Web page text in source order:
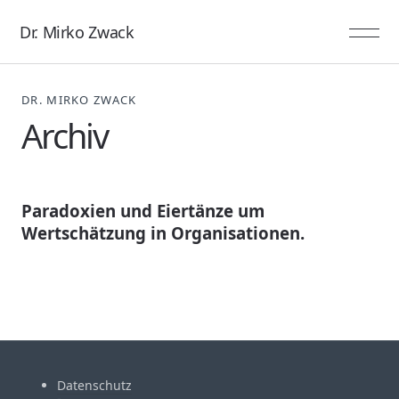
Dr. Mirko Zwack
DR. MIRKO ZWACK
Archiv
Paradoxien und Eiertänze um
Wertschätzung in Organisationen.
Datenschutz